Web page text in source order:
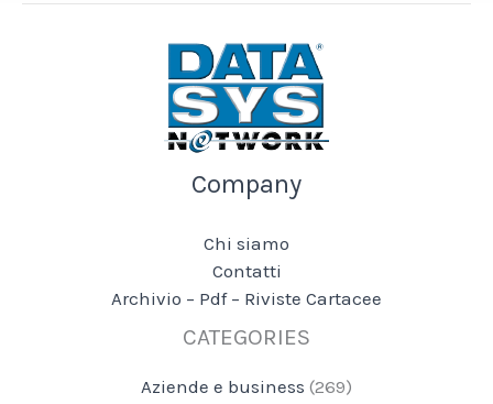
Company
Chi siamo
Contatti
Archivio – Pdf – Riviste Cartacee
CATEGORIES
Aziende e business (269)